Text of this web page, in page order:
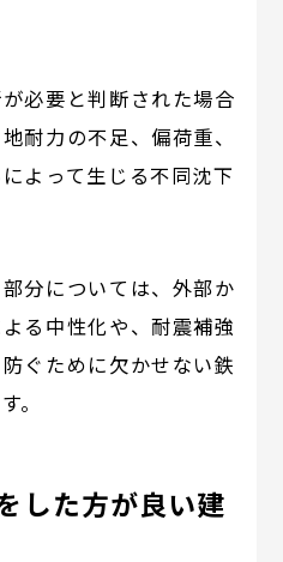
必要と判断された場合
耐力の不足、偏荷重、
よって生じる不同沈下
分については、外部か
る中性化や、耐震補強
ぐために欠かせない鉄
。
した方が良い建